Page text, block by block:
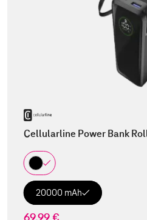
Cellularline Power Bank
20000 mAh
69,99 €